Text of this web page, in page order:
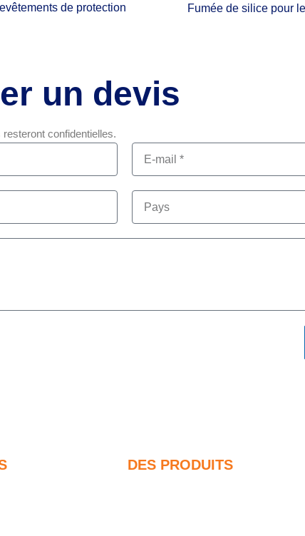
de protection Fumée de silice pour
un devis
confidentielles.
DES PRODUITS